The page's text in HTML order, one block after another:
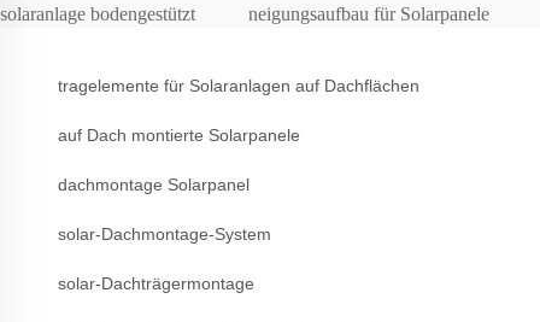
solaranlage bodengestützt neigungsaufbau für Solarpanele
tragelemente für Solaranlagen auf Dachflächen
auf Dach montierte Solarpanele
dachmontage Solarpanel
solar-Dachmontage-System
solar-Dachträgermontage